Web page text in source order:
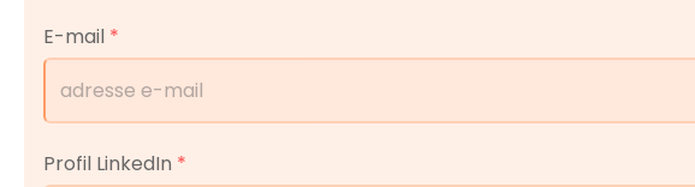
E-mail *
Profil LinkedIn *